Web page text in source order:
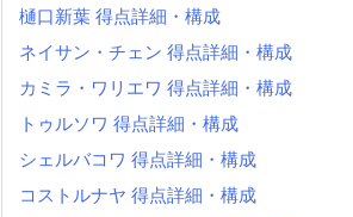
樋口新葉 得点詳細・構成
ネイサン・チェン 得点詳細・構成
カミラ・ワリエワ 得点詳細・構成
トゥルソワ 得点詳細・構成
シェルバコワ 得点詳細・構成
コストルナヤ 得点詳細・構成